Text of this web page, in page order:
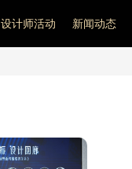
设计师活动 新闻动态